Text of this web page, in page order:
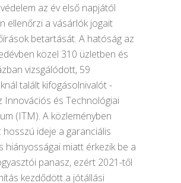
az év első napjától
ellenőrzi a vásárlók jogait
betartását. A hatóság az
közel 310 üzletben és
vizsgálódott, 59
talált kifogásolnivalót -
Innovációs és Technológiai
(ITM). A közleményben
hosszú ideje a garanciális
hiányosságai miatt érkezik be a
panasz, ezért 2021-től
kezdődött a jótállási